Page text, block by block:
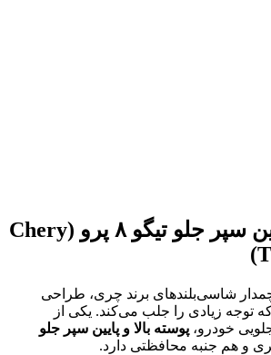
پوسته بالا و پایین سپر جلو تیگو ۸ پرو (Chery
شاسی‌بلندهای برند چری، طراحی
توجه زیادی را جلب می‌کند. یکی از
خودرو، پوسته بالا و پایین سپر جلو
و هم جنبه محافظتی دارد.